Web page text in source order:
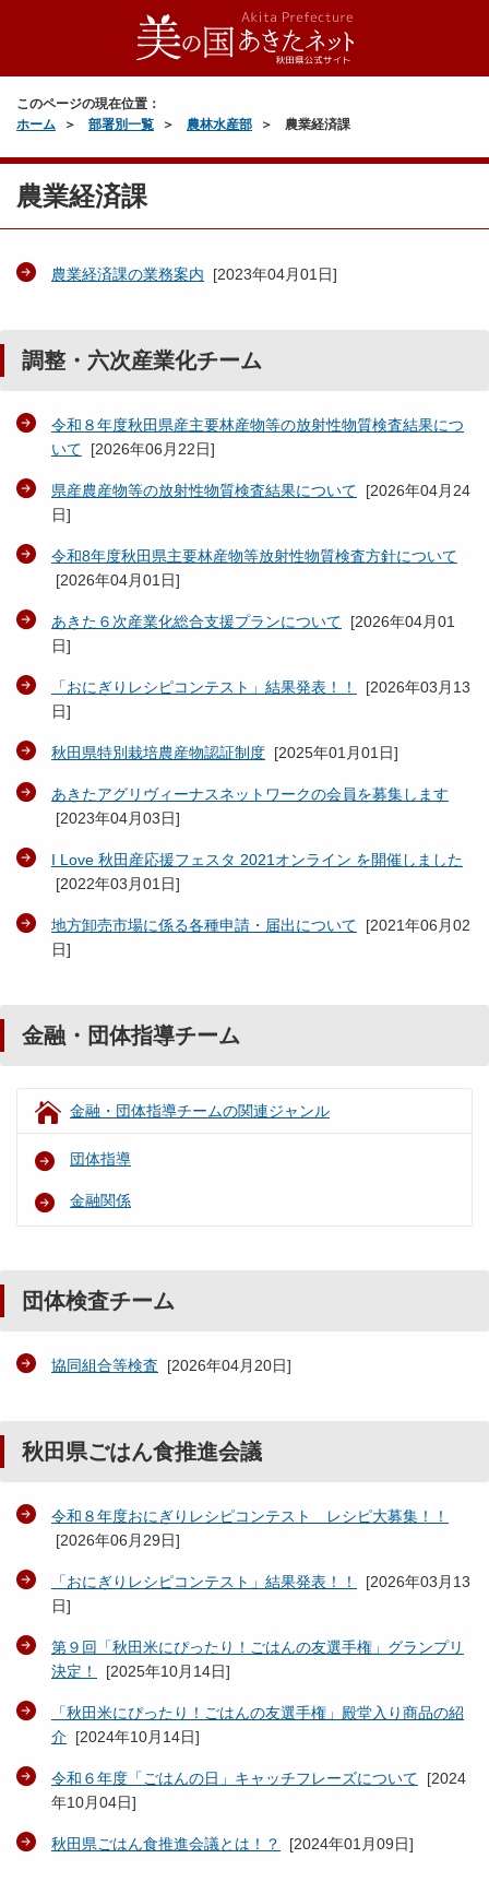
このページの現在位置：
ホーム
部署別一覧 農林水産部 農業経済課
農業経済課
農業経済課の業務案内 [2023年04月01日]
調整・六次産業化チーム
令和８年度秋田県産主要林産物等の放射性物質検査結果につ
いて [2026年06月22日]
県産農産物等の放射性物質検査結果について [2026年04月24
日]
令和8年度秋田県主要林産物等放射性物質検査方針について
[2026年04月01日]
あきた６次産業化総合支援プランについて [2026年04月01
日]
「おにぎりレシピコンテスト」結果発表！！ [2026年03月13
日]
秋田県特別栽培農産物認証制度 [2025年01月01日]
あきたアグリヴィーナスネットワークの会員を募集します
[2023年04月03日]
I Love 秋田産応援フェスタ 2021オンライン を開催しました
[2022年03月01日]
地方卸売市場に係る各種申請・届出について [2021年06月02
日]
金融・団体指導チーム
金融・団体指導チームの関連ジャンル
団体指導
金融関係
団体検査チーム
協同組合等検査 [2026年04月20日]
秋田県ごはん食推進会議
令和８年度おにぎりレシピコンテスト レシピ大募集！！
[2026年06月29日]
「おにぎりレシピコンテスト」結果発表！！ [2026年03月13
日]
第９回「秋田米にぴったり！ごはんの友選手権」グランプリ
決定！
[2025年10月14日]
「秋田米にぴったり！ごはんの友選手権」殿堂入り商品の紹
介 [2024年10月14日]
令和６年度「ごはんの日」キャッチフレーズについて [2024
年10月04日]
秋田県ごはん食推進会議とは！？ [2024年01月09日]